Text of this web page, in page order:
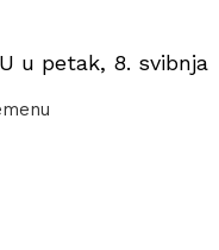
u petak, 8. svibnja